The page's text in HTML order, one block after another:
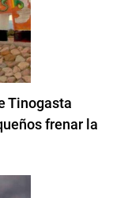
Tinogasta
frenar la